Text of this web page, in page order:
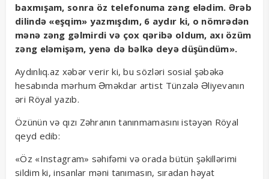
baxmışam, sonra öz telefonuma zəng elədim. Ərəb
dilində «eşqim» yazmışdım, 6 aydır ki, o nömrədən
mənə zəng gəlmirdi və çox qəribə oldum, axı özüm
zəng eləmişəm, yenə də bəlkə deyə düşündüm».
Aydınlıq.az xəbər verir ki, bu sözləri sosial şəbəkə
hesabında mərhum Əməkdar artist Tünzalə Əliyevanın
əri Röyal yazıb.
Özünün və qızı Zəhranın tanınmamasını istəyən Röyal
qeyd edib:
«Öz «Instagram» səhifəmi və orada bütün şəkillərimi
sildim ki, insanlar məni tanımasın, sıradan həyat